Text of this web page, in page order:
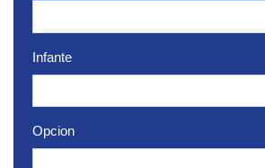
Infante
Opcion